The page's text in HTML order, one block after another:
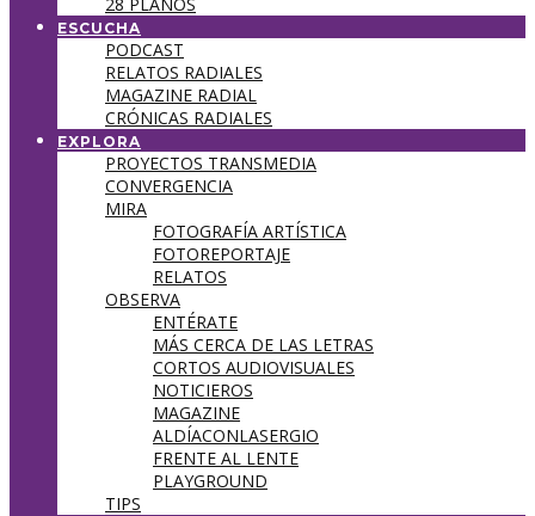
ESCUCHA
PODCAST
RELATOS RADIALES
MAGAZINE RADIAL
CRÓNICAS RADIALES
EXPLORA
PROYECTOS TRANSMEDIA
CONVERGENCIA
MIRA
FOTOGRAFÍA ARTÍSTICA
FOTOREPORTAJE
RELATOS
OBSERVA
ENTÉRATE
MÁS CERCA DE LAS LETRAS
CORTOS AUDIOVISUALES
NOTICIEROS
MAGAZINE
ALDÍACONLASERGIO
FRENTE AL LENTE
PLAYGROUND
TIPS